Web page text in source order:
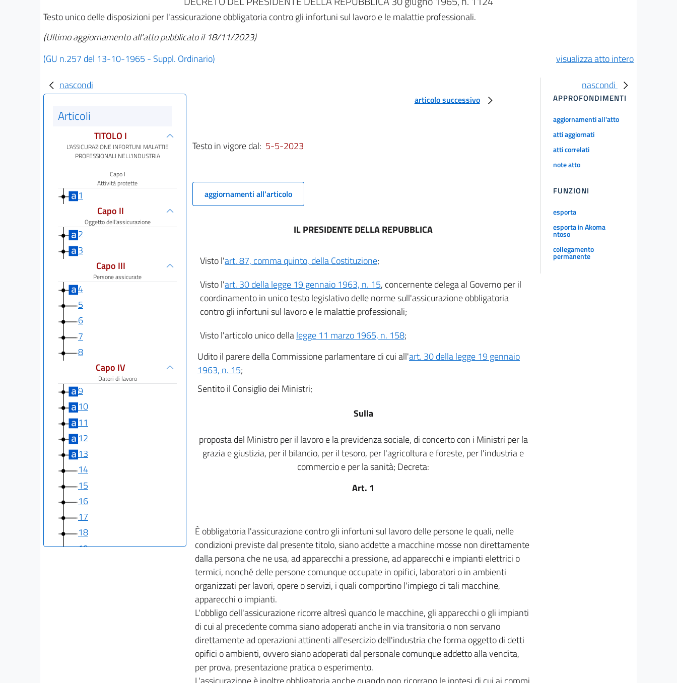
Testo unico delle disposizioni per l'assicurazione obbligatoria contro gli infortuni sul lavoro e le malattie professionali.
(Ultimo aggiornamento all'atto pubblicato il 18/11/2023)
(GU n.257 del 13-10-1965 - Suppl. Ordinario)
visualizza atto intero
nascondi
Articoli
TITOLO I
L'ASSICURAZIONE INFORTUNI MALATTIE
PROFESSIONALI NELL'INDUSTRIA
Capo I
Attività protette
1
Capo II
Oggetto dell'assicurazione
2
3
Capo III
Persone assicurate
4
5
6
7
8
Capo IV
Datori di lavoro
9
10
11
12
13
14
15
16
17
18
19
articolo successivo
Testo in vigore dal: 5-5-2023
aggiornamenti all'articolo
IL PRESIDENTE DELLA REPUBBLICA
Visto l'art. 87, comma quinto, della Costituzione;
Visto l'art. 30 della legge 19 gennaio 1963, n. 15, concernente delega al Governo per il
coordinamento in unico testo legislativo delle norme sull'assicurazione obbligatoria
contro gli infortuni sul lavoro e le malattie professionali;
Visto l'articolo unico dellalegge 11 marzo 1965, n. 158;
Udito il parere della Commissione parlamentare di cui all'art. 30 della legge 19 gennaio
1963, n. 15;
Sentito il Consiglio dei Ministri;
Sulla
proposta del Ministro per il lavoro e la previdenza sociale, di concerto con i Ministri per la
grazia e giustizia, per il bilancio, per il tesoro, per l'agricoltura e foreste, per l'industria e
commercio e per la sanità; Decreta:
Art. 1
È obbligatoria l'assicurazione contro gli infortuni sul lavoro delle persone le quali, nelle
condizioni previste dal presente titolo, siano addette a macchine mosse non direttamente
dalla persona che ne usa, ad apparecchi a pressione, ad apparecchi e impianti elettrici o
termici, nonché delle persone comunque occupate in opifici, laboratori o in ambienti
organizzati per lavori, opere o servizi, i quali comportino l'impiego di tali macchine,
apparecchi o impianti.
L'obbligo dell'assicurazione ricorre altresì quando le macchine, gli apparecchi o gli impianti
di cui al precedente comma siano adoperati anche in via transitoria o non servano
direttamente ad operazioni attinenti all'esercizio dell'industria che forma oggetto di detti
opifici o ambienti, ovvero siano adoperati dal personale comunque addetto alla vendita,
per prova, presentazione pratica o esperimento.
nascondi
APPROFONDIMENTI
aggiornamenti all'atto
atti aggiornati
atti correlati
note atto
FUNZIONI
esporta
esporta in Akoma
ntoso
collegamento
permanente